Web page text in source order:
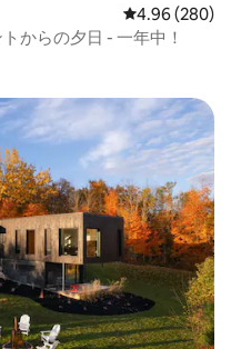
レビュー280
4.96 (280)
からの夕日 - 一年中！